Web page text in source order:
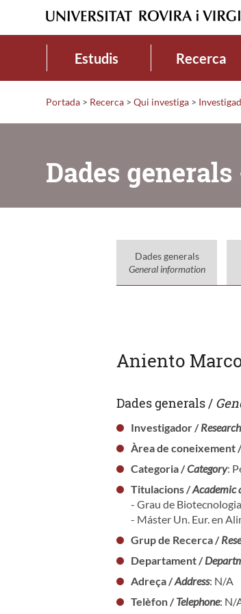
Estudis Recerca
Portada > Recerca > Qui investiga >
Dades
Dades generals
General information
Aniento
Dades generals /
Investigador /
Àrea de coneixement
Categoria /Category:
Titulacions /Academic
- Grau de Biotecnologia
- Máster Un. Eur. en
Grup de Recerca /
Departament /
Adreça /Address: N/A
Telèfon /Telephone: N/